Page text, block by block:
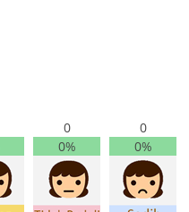
0
0%
0
0%